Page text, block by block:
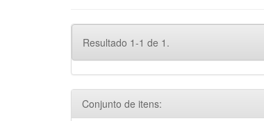
Resultado 1-1 de 1.
Conjunto de itens: